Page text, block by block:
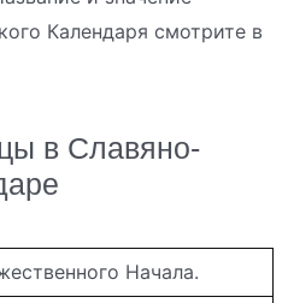
Календаря смотрите в
в Славяно-
Начала.